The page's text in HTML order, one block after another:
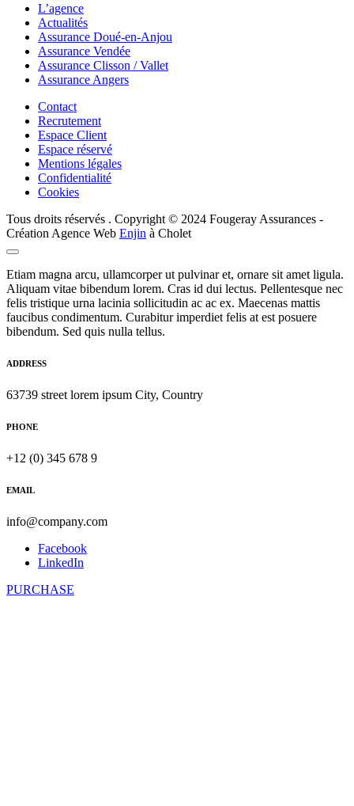
L’agence
Actualités
Assurance Doué-en-Anjou
Assurance Vendée
Assurance Clisson / Vallet
Assurance Angers
Contact
Recrutement
Espace Client
Espace réservé
Mentions légales
Confidentialité
Cookies
Tous droits réservés . Copyright © 2024 Fougeray Assurances -
Création Agence Web Enjin à Cholet
Etiam magna arcu, ullamcorper ut pulvinar et, ornare sit amet ligula.
Aliquam vitae bibendum lorem. Cras id dui lectus. Pellentesque nec
felis tristique urna lacinia sollicitudin ac ac ex. Maecenas mattis
faucibus condimentum. Curabitur imperdiet felis at est posuere
bibendum. Sed quis nulla tellus.
ADDRESS
63739 street lorem ipsum City, Country
PHONE
+12 (0) 345 678 9
EMAIL
info@company.com
Facebook
LinkedIn
PURCHASE